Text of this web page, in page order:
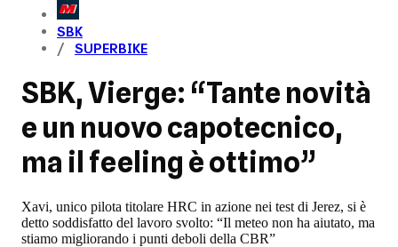
SBK
SUPERBIKE
SBK, Vierge: “Tante novità
e un nuovo capotecnico,
ma il feeling è ottimo”
Xavi, unico pilota titolare HRC in azione nei test di Jerez, si è
detto soddisfatto del lavoro svolto: “Il meteo non ha aiutato, ma
stiamo migliorando i punti deboli della CBR”